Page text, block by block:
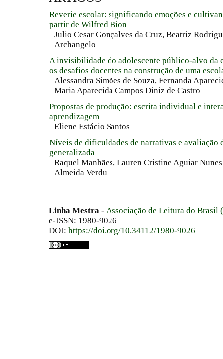
Reverie escolar: significando emoções e
partir de Wilfred Bion
Julio Cesar Gonçalves da Cruz, Beatriz
Archangelo
A invisibilidade do adolescente público-alvo da
os desafios docentes na construção de uma
Alessandra Simões de Souza, Fernanda
Maria Aparecida Campos Diniz de Castro
Propostas de produção: escrita individual e
aprendizagem
Eliene Estácio Santos
Níveis de dificuldades de narrativas e avaliação
generalizada
Raquel Manhães, Lauren Cristine Aguiar
Almeida Verdu
Linha Mestra - Associação de Leitura do Brasil
e-ISSN: 1980-9026
DOI: https://doi.org/10.34112/1980-9026